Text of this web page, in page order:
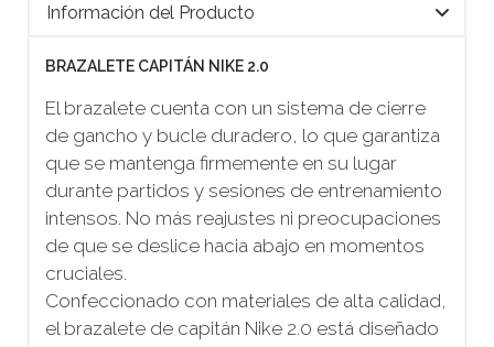
Información del Producto
BRAZALETE CAPITÁN NIKE 2.0
El brazalete cuenta con un sistema de cierre
de gancho y bucle duradero, lo que garantiza
que se mantenga firmemente en su lugar
durante partidos y sesiones de entrenamiento
intensos. No más reajustes ni preocupaciones
de que se deslice hacia abajo en momentos
cruciales.
Confeccionado con materiales de alta calidad,
el brazalete de capitán Nike 2.0 está diseñado